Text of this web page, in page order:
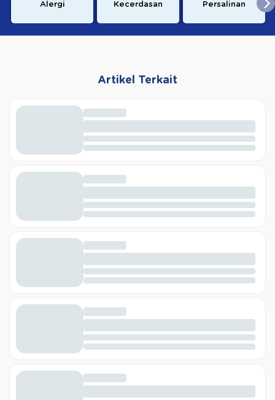
Alergi Kecerdasan Persalinan
Artikel Terkait